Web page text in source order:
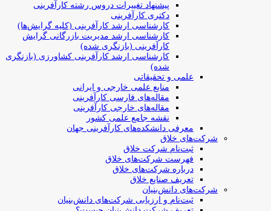
پیشنهاد تغییرات دروس رشته کارآفرینی
دکتری کارآفرینی
کارشناسی ارشد کارآفرینی (کلیه گرایش‌ها)
کارشناسی ارشد مدیریت بازرگانی گرایش
کارآفرینی (بازنگری شده)
کارشناسی ارشد کارآفرینی کشاورزی (بازنگری
شده)
علمی و تحقیقاتی
منابع علمی خارجی و ایرانی
مقاله‌های فارسی کارآفرینی
مقاله‌های خارجی کارآفرینی
نقشه جامع علمی کشور
معرفی دانشکده‌های کارآفرینی جهان
شرکت‌های خلاق
ثبت‌نام شرکت خلاق
فهرست شرکت‌های خلاق
درباره شرکت‌های خلاق
تعریف صنایع خلاق
شرکت‌های دانش‌بنیان
ثبت‌نام و ارزیابی شرکت‌های دانش‌بنیان